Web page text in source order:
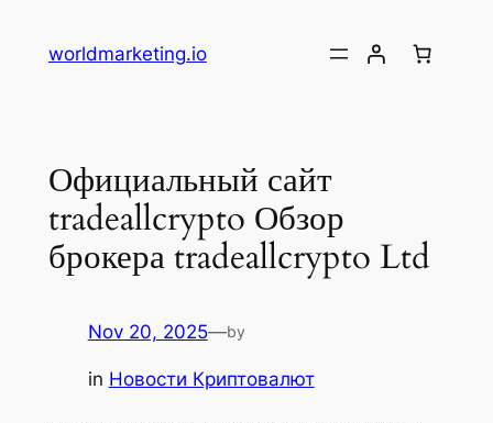
worldmarketing.io
Официальный сайт
tradeallcrypto Обзор
брокера tradeallcrypto Ltd
Nov 20, 2025—by
in Новости Криптовалют